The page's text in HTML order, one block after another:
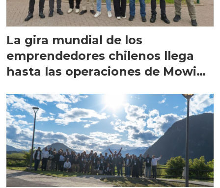
La gira mundial de los
emprendedores chilenos llega
hasta las operaciones de Mowi